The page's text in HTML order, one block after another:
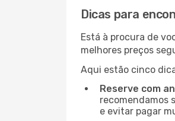
Dicas para
Está à procura de
melhores preços
Aqui estão cinco
Reserve com
recomendamos
e evitar pagar